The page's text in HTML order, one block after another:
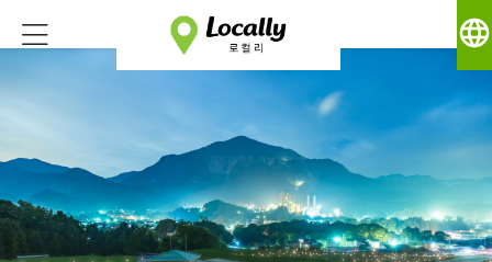
language